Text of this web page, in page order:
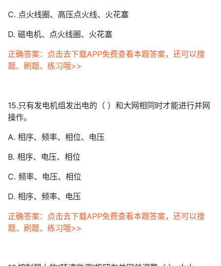
C. 点火线圈、高压点火线、火花塞
D. 磁电机、点火线圈、火花塞
正确答案：点击去下载APP免费查看本题答案，还可以搜
题、刷题、练习哦>>
15.只有发电机组发出电的（ ）和大网相同时才能进行并网
操作。
A. 相序、频率、相位、电压
B. 相序、电压、相位
C. 频率、电压、相位
D. 相序、频率、电压
正确答案：点击去下载APP免费查看本题答案，还可以搜
题、刷题、练习哦>>